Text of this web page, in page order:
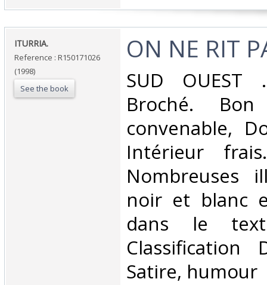
‎ITURRIA.‎
Reference : R150171026
(1998)
See the book
‎ON NE RIT
‎SUD
Broché.
convenable,
Intérieur
Nombreuses
noir et blanc
dans le
Classification
Satire, humour‎